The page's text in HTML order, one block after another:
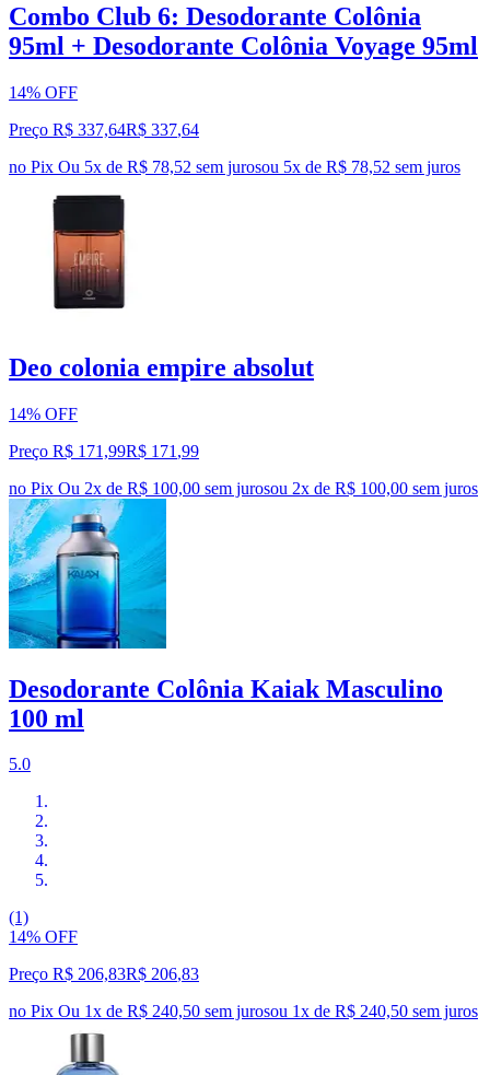
Combo Club 6: Desodorante Colônia
95ml + Desodorante Colônia Voyage 95ml
14% OFF
Preço R$ 337,64R$ 337,64
no Pix Ou 5x de R$ 78,52 sem jurosou 5x de R$ 78,52 sem juros
Deo colonia empire absolut
14% OFF
Preço R$ 171,99R$ 171 ,99
no Pix Ou 2x de R$ 100,00 sem jurosou 2x de R$ 100,00 sem juros
Desodorante Colônia Kaiak Masculino
100 ml
5.0
(1)
14% OFF
Preço R$ 206,83R$ 206,83
no Pix Ou 1x de R$ 240,50 sem jurosou 1x de R$ 240,50 sem juros